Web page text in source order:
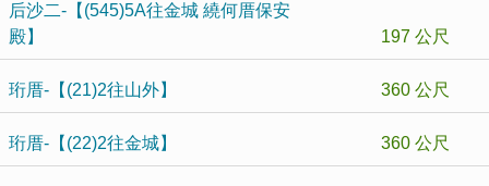
后沙二-【(545)5A往金城 繞何厝保安
殿】
197 公尺
珩厝-【(21)2往山外】 360 公尺
珩厝-【(22)2往金城】 360 公尺